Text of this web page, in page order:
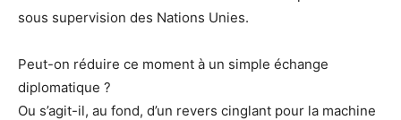
sous supervision des Nations Unies.
Peut-on réduire ce moment à un simple échange
diplomatique ?
Ou s’agit-il, au fond, d’un revers cinglant pour la machine